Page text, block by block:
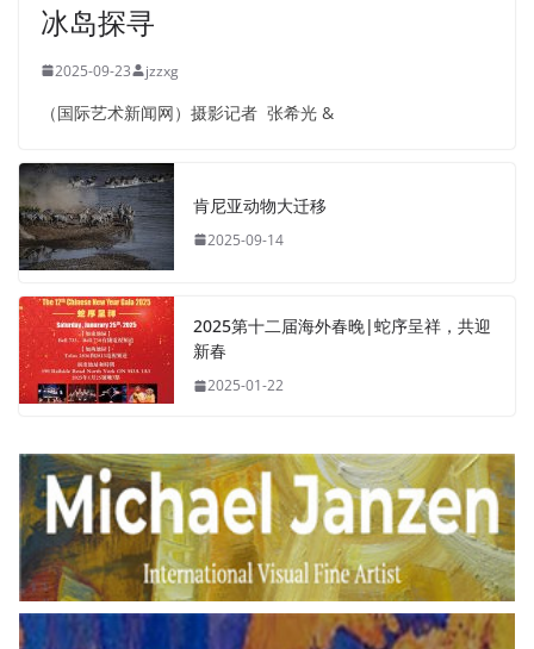
冰岛探寻
2025-09-23 jzzxg
（国际艺术新闻网）摄影记者 张希光 &
肯尼亚动物大迁移
2025-09-14
2025第十二届海外春晚|蛇序呈祥，共迎
新春
2025-01-22